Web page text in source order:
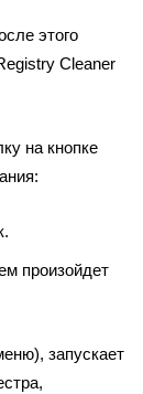
этого
Cleaner
на кнопке
произойдет
запускает